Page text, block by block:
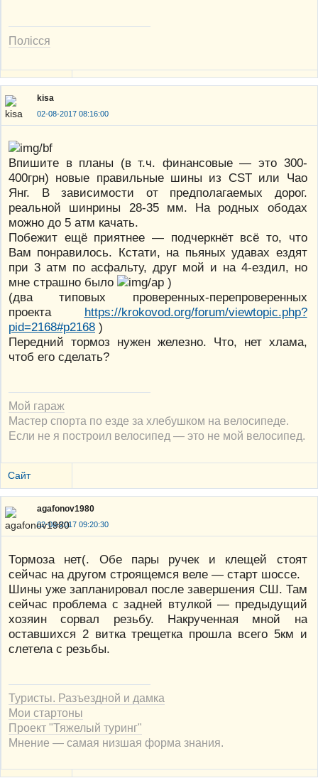
Полісся
kisa
02-08-2017 08:16:00
Впишите в планы (в т.ч. финансовые — это 300-
400грн) новые правильные шины из CST или Чао
Янг. В зависимости от предполагаемых дорог.
реальной шинрины 28-35 мм. На родных ободах
можно до 5 атм качать.
Побежит ещё приятнее — подчеркнёт всё то, что
Вам понравилось. Кстати, на пьяных удавах ездят
при 3 атм по асфальту, друг мой и на 4-ездил, но
мне страшно было
)
(два типовых проверенных-перепроверенных
проекта https://krokovod.org/forum/viewtopic.php?
pid=2168#p2168 )
Передний тормоз нужен железно. Что, нет хлама,
чтоб его сделать?
Мой гараж
Мастер спорта по езде за хлебушком на велосипеде.
Если не я построил велосипед — это не мой велосипед.
Сайт
agafonov1980
02-08-2017 09:20:30
Тормоза нет(. Обе пары ручек и клещей стоят
сейчас на другом строящемся веле — старт шоссе.
Шины уже запланировал после завершения СШ. Там
сейчас проблема с задней втулкой — предыдущий
хозяин сорвал резьбу. Накрученная мной на
оставшихся 2 витка трещетка прошла всего 5км и
слетела с резьбы.
Туристы. Разъездной и дамка
Мои стартоны
Проект "Тяжелый туринг"
Мнение — самая низшая форма знания.